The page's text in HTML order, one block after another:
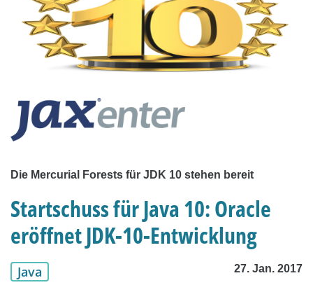
Die Mercurial Forests für JDK 10 stehen bereit
Startschuss für Java 10: Oracle
eröffnet JDK-10-Entwicklung
Java 27. Jan. 2017